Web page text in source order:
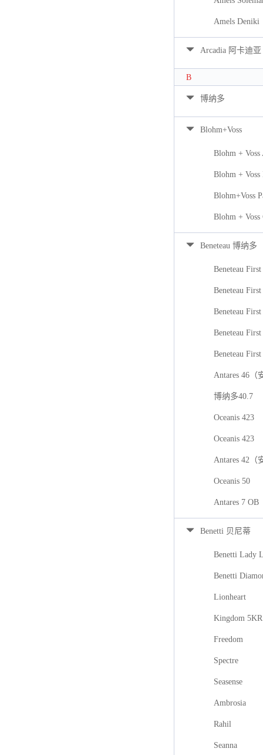
Amels Deniki
Arcadia 阿卡迪亚
B
博纳多
Blohm+Voss
Blohm + Voss
Blohm +
Blohm+Voss
Blohm + Voss
Beneteau 博纳多
Beneteau
Beneteau
Beneteau
Beneteau
Beneteau
Antares 46（
博纳多40.7
Oceanis 423
Oceanis 423
Antares 42（
Oceanis 50
Antares 7 OB
Benetti 贝尼蒂
Benetti Lady
Benetti
Lionheart
Kingdom 5KR
Freedom
Spectre
Seasense
Ambrosia
Rahil
Seanna